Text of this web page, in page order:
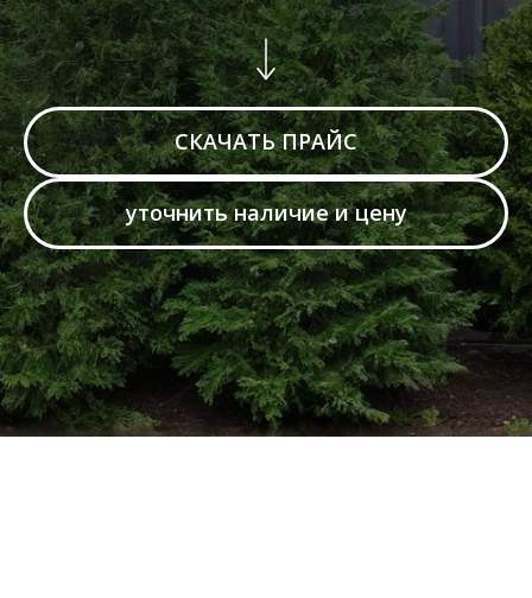
СКАЧАТЬ ПРАЙС
уточнить наличие и цену